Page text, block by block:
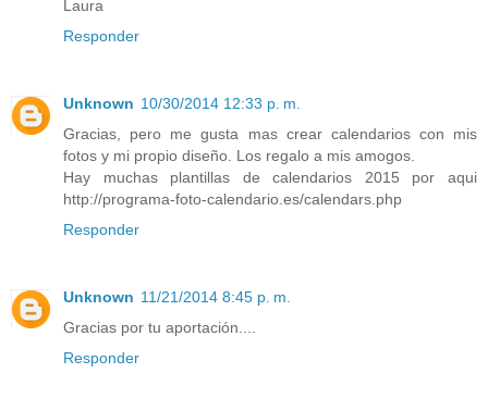
Laura
Responder
Unknown 10/30/2014 12:33 p. m.
Gracias, pero me gusta mas crear calendarios con mis
fotos y mi propio diseño. Los regalo a mis amogos.
Hay muchas plantillas de calendarios 2015 por aqui
http://programa-foto-calendario.es/calendars.php
Responder
Unknown 11/21/2014 8:45 p. m.
Gracias por tu aportación....
Responder